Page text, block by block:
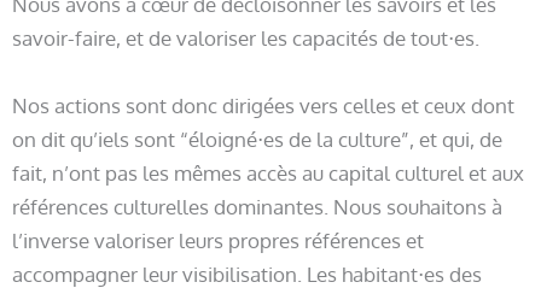
savoir-faire, et de valoriser les capacités de tout⋅es.
Nos actions sont donc dirigées vers celles et ceux dont
on dit qu’iels sont “éloigné⋅es de la culture”, et qui, de
fait, n’ont pas les mêmes accès au capital culturel et aux
références culturelles dominantes. Nous souhaitons à
l’inverse valoriser leurs propres références et
accompagner leur visibilisation. Les habitant⋅es des